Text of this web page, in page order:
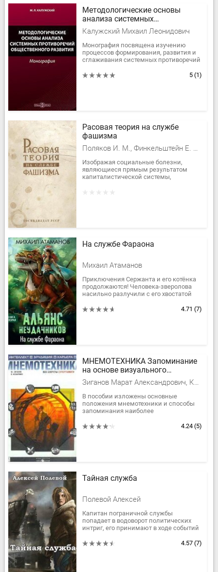
Методологические основы
анализа системных
противоречий общественного
развития
Калужский Михаил Леонидович
Монография посвящена изучению
процессов формирования, развития и
сглаживания системных противоречий
методологию общей теории систем и...
5 (1)
Расовая теория на службе
фашизма
Поляков И. М., Финкельштейн Е. А., Гуревич З. А., Генес Семен Григорьевич, Рохлин Л. Л.
Изображая социальные болезни,
являющиеся прямым результатом
капиталистической системы,
На службе Фараона
Михаил Атаманов
Приключения Сержанта и его котёнка
продолжаются! Человека-зверолова
насильно разлучили с его хвостатой
последовать за ней в большой...
4.71 (7)
МНЕМОТЕХНИКА Запоминание
на основе визуального
мышления
Зиганов Марат Александрович, Козаренко Владимир Алексеевич
В пособии изложены основные
положения мнемотехники и способы
запоминания наиболее
Для широкого круга читателей.
4.24 (5)
Тайная служба
Полевой Алексей
Капитан пограничной службы
попадает в водоворот политических
интриг, его принимают в ходе событий
харизматичный граф Нефёдов. Герой...
4.57 (7)